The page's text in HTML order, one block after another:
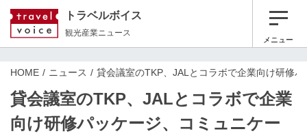
トラベルボイス
観光産業ニュース
メニュー
HOME ニュース 貸会議室のTKP、JALとコラボで企業向け研修
貸会議室のTKP、JALとコラボで企業
向け研修パッケージ、コミュニケー